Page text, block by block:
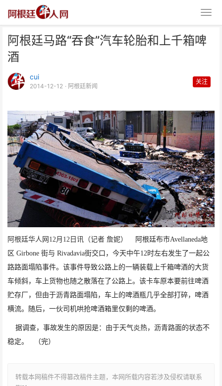
阿根廷马路“吞食”汽车轮胎和上千箱啤
酒
cui
2014-12-12 · 阿根廷新闻
关注
阿根廷华人网 12月 12 日讯（记者 詹妮） 阿根廷布市Avellaneda地
区 Girbone 街与 Rivadavia街交口，今天中午12时左右发生了一起公
路路面塌陷事件。该事件导致公路上的一辆装载上千箱啤酒的大货
车倾斜，车上货物也随之散落在了公路上。该卡车原本要前往啤酒
贮存厂，但由于沥青路面塌陷，车上的啤酒瓶几乎全部打碎，啤酒
横流。随后，一伙司机哄抢啤酒箱里仅剩的啤酒。
据调查，事故发生的原因是：由于天气炎热，沥青路面的状态不
稳定。
（完）
转载本网稿件不得篡改稿件主题，本网所载内容若涉及侵权请联系
阿根廷马路“吞食”汽车轮胎和上千
箱啤酒